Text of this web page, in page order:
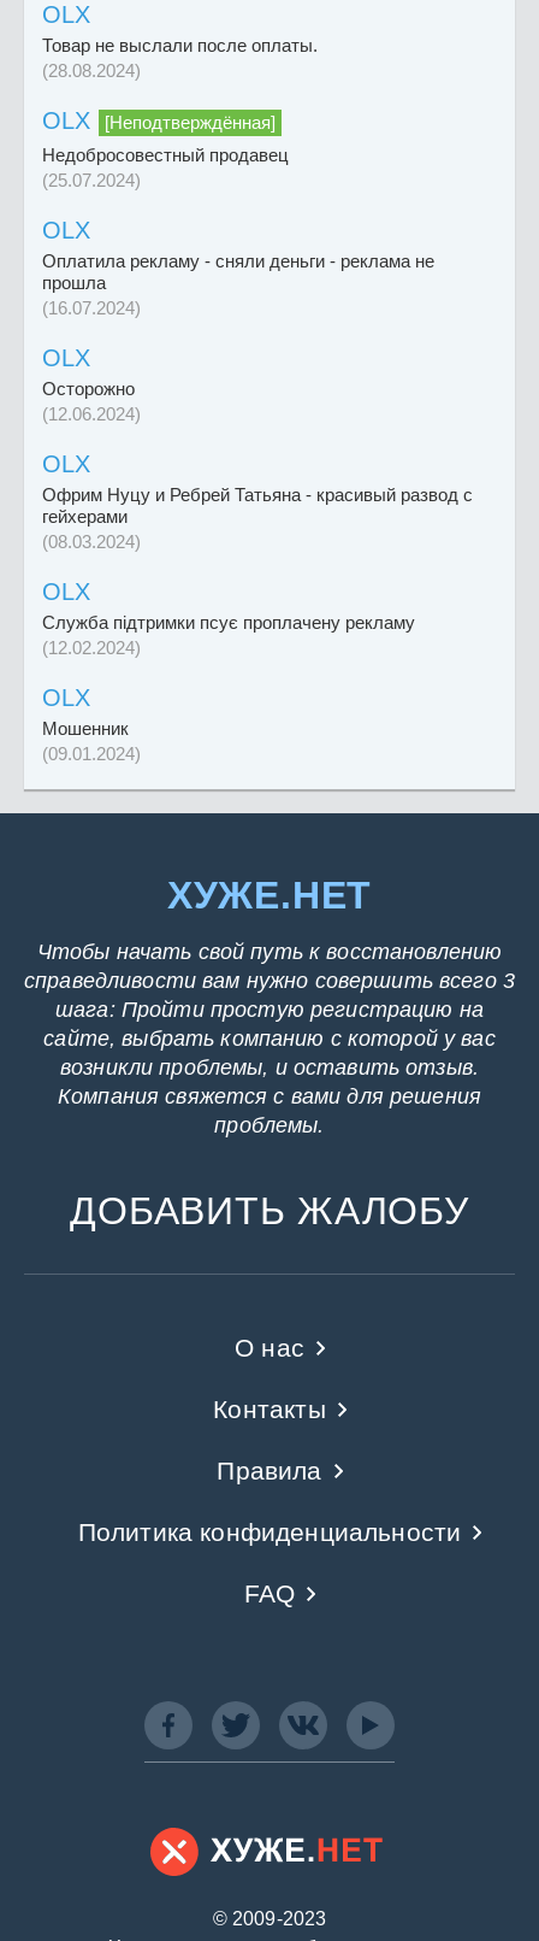
OLX
Товар не выслали после оплаты.
(28.08.2024)
OLX
[Неподтверждённая]
Недобросовестный продавец
(25.07.2024)
OLX
Оплатила рекламу - сняли деньги - реклама не
прошла
(16.07.2024)
OLX
Осторожно
(12.06.2024)
OLX
Офрим Нуцу и Ребрей Татьяна - красивый развод с
гейхерами
(08.03.2024)
OLX
Служба підтримки псує проплачену рекламу
(12.02.2024)
OLX
Мошенник
(09.01.2024)
ХУЖЕ.НЕТ
Чтобы начать свой путь к восстановлению
справедливости вам нужно совершить всего 3
шага: Пройти простую регистрацию на
сайте, выбрать компанию с которой у вас
возникли проблемы, и оставить отзыв.
Компания свяжется с вами для решения
проблемы.
ДОБАВИТЬ ЖАЛОБУ
© 2009-2023
О нас
Контакты
Правила
Политика конфиденциальности
FAQ